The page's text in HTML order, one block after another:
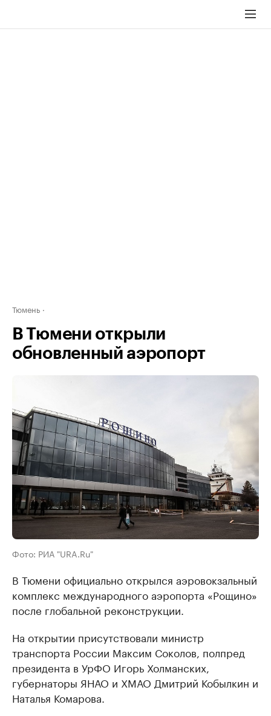
Тюмень
В Тюмени открыли
обновленный аэропорт
Фото: РИА "URA.Ru"
В Тюмени официально открылся аэровокзальный
комплекс международного аэропорта «Рощино»
после глобальной реконструкции.
На открытии присутствовали министр
транспорта России Максим Соколов, полпред
президента в УрФО Игорь Холманских,
губернаторы ЯНАО и ХМАО Дмитрий Кобылкин и
Наталья Комарова.